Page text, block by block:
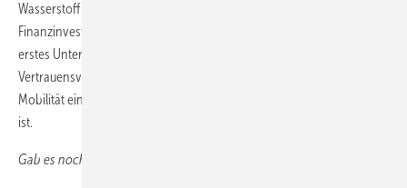
Wasserstoff konzentrieren. Im Übrigen: Hy24 ist der erste
Finanzinvestor, der nur in H
erstes Unternehmen zum Zuge kamen, ist ein großer
Vertrauensvorschuss. Es zeigt auch, dass Wasserstoff auch in der
Mobilität ein wichtiger Bestandteil der Verkehrs- und Energiewende
ist.
Gab es noch weitere Umstrukturierungsmaßnahmen?